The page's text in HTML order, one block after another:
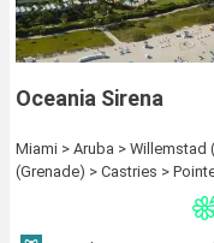
Oceania Sirena
Miami > Aruba > Willemstad
(Grenade) > Castries >